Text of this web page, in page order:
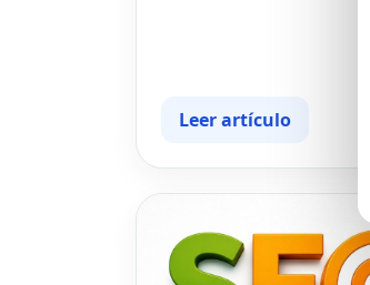
Leer artículo